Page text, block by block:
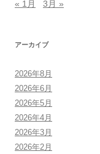
« 1月 3月 »
アーカイブ
2026年8月
2026年6月
2026年5月
2026年4月
2026年3月
2026年2月